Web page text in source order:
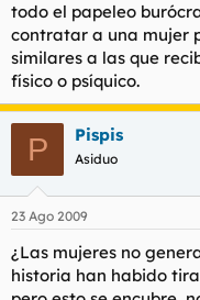
todo el papeleo
contratar a una mujer
similares a las que
físico o psíquico.
P Pispis
Asiduo
23 Ago 2009
¿Las mujeres no
historia han habido